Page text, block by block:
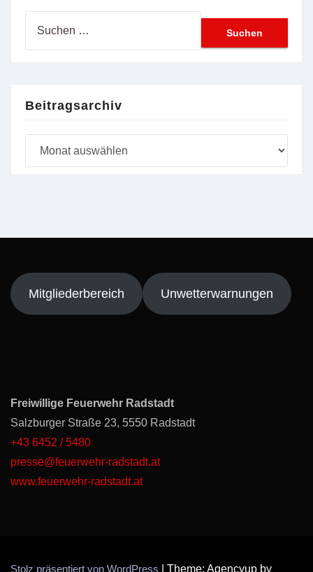
Beitragsarchiv
Mitgliederbereich Unwetterwarnungen
Freiwillige Feuerwehr Radstadt
Salzburger Straße 23, 5550 Radstadt
+43 6452 / 5480
presse@feuerwehr-radstadt.at
www.feuerwehr-radstadt.at
Stolz präsentiert von WordPress Theme: Agencyup by